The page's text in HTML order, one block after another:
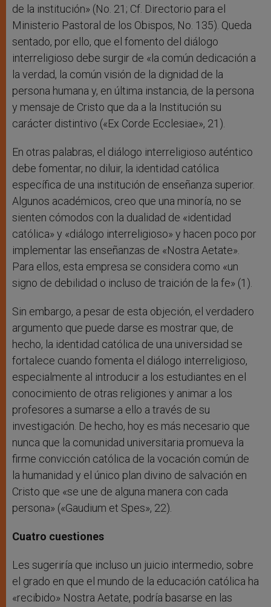
de la institución» (No. 21; Cf. Directorio para el
Ministerio Pastoral de los Obispos, No. 135). Queda
sentado, por ello, que el fomento del diálogo
interreligioso debe surgir de «la común dedicación a
la verdad, la común visión de la dignidad de la
persona humana y, en última instancia, de la persona
y mensaje de Cristo que da a la Institución su
carácter distintivo («Ex Corde Ecclesiae», 21).
En otras palabras, el diálogo interreligioso auténtico
debe fomentar, no diluir, la identidad católica
específica de una institución de enseñanza superior.
Algunos académicos, creo que una minoría, no se
sienten cómodos con la dualidad de «identidad
católica» y «diálogo interreligioso» y hacen poco por
implementar las enseñanzas de «Nostra Aetate».
Para ellos, esta empresa se considera como «un
signo de debilidad o incluso de traición de la fe» (1).
Sin embargo, a pesar de esta objeción, el verdadero
argumento que puede darse es mostrar que, de
hecho, la identidad católica de una universidad se
fortalece cuando fomenta el diálogo interreligioso,
especialmente al introducir a los estudiantes en el
conocimiento de otras religiones y animar a los
profesores a sumarse a ello a través de su
investigación. De hecho, hoy es más necesario que
nunca que la comunidad universitaria promueva la
firme convicción católica de la vocación común de
la humanidad y el único plan divino de salvación en
Cristo que «se une de alguna manera con cada
persona» («Gaudium et Spes», 22).
Cuatro cuestiones
Les sugeriría que incluso un juicio intermedio, sobre
el grado en que el mundo de la educación católica ha
«recibido» Nostra Aetate, podría basarse en las